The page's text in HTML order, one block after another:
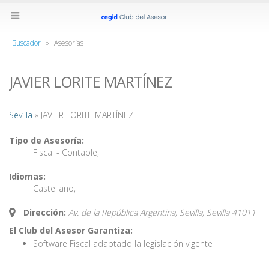
Buscador » Asesorías
JAVIER LORITE MARTÍNEZ
Sevilla » JAVIER LORITE MARTÍNEZ
Tipo de Asesoría:
Fiscal - Contable,
Idiomas:
Castellano,
Dirección: Av. de la República Argentina, Sevilla, Sevilla 41011
El Club del Asesor Garantiza:
Software Fiscal adaptado la legislación vigente